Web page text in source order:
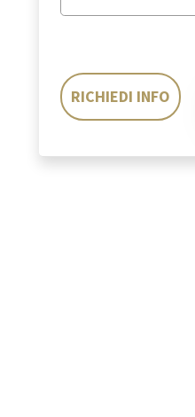
RICHIEDI INFO